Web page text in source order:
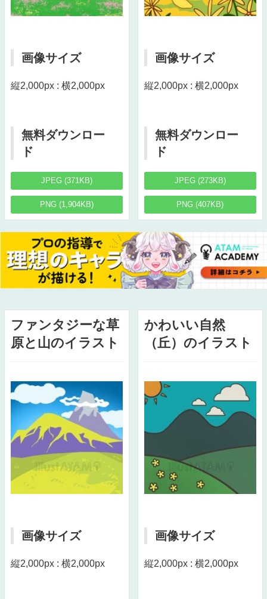
画像サイズ
縦2,000px : 横2,000px
無料ダウンロー
ド
JPEG (371KB)
PNG (1,904KB)
画像サイズ
縦2,000px : 横2,000px
無料ダウンロー
ド
JPEG (273KB)
PNG (407KB)
ファンタジーな草
原と山のイラスト
画像サイズ
縦2,000px : 横2,000px
かわいい自然
（丘）のイラスト
画像サイズ
縦2,000px : 横2,000px